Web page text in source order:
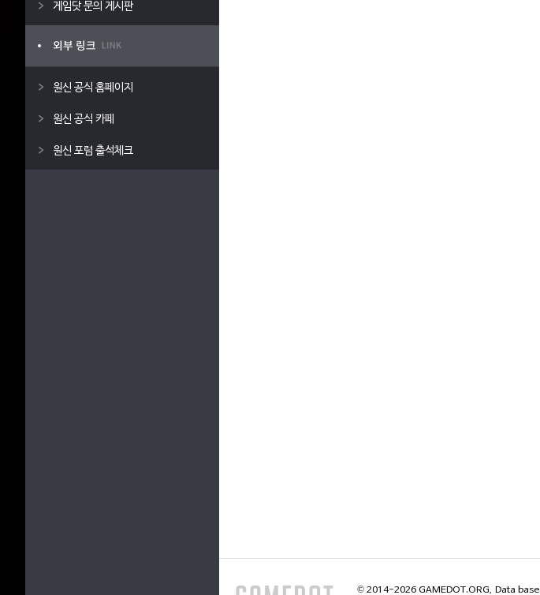
게임닷 문의 게시판
원신 공식 홈페이지
원신 공식 카페
원신 포럼 출석체크
© 2014-2026 GAMEDOT.ORG, Data